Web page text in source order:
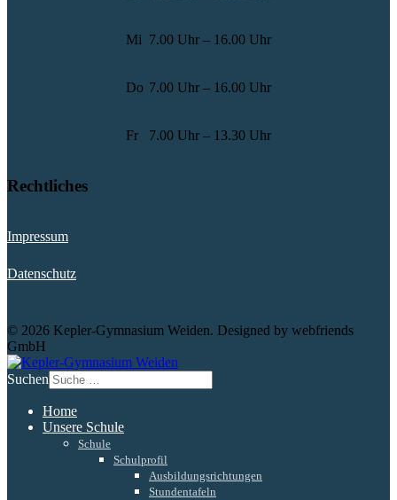
Mi 7.00 Uhr – 16.00 Uhr
Do 7.00 Uhr – 16.00 Uhr
Fr 7.00 Uhr – 13.30 Uhr
Rechtliches
Impressum
Datenschutz
© 2026 Kepler-Gymnasium Weiden. Designed by webfriends
GmbH
Suchen
Home
Unsere Schule
Schule
Schulprofil
Ausbildungsrichtungen
Stundentafeln